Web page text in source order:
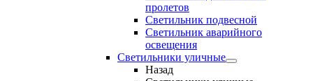
пролетов
Светильник подвесной
Светильник аварийного
освещения
Светильники уличные
Назад